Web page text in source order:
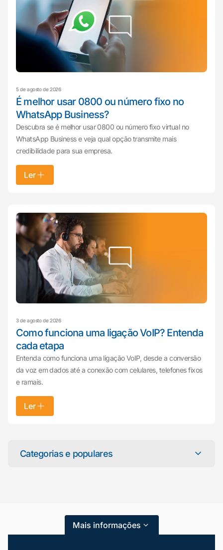
5 de agosto de 2026
É melhor usar 0800 ou número fixo no
WhatsApp Business?
Descubra se é melhor usar 0800 ou número fixo virtual no
WhatsApp Business e veja qual opção transmite mais
credibilidade para sua empresa.
Ler
3 de agosto de 2026
Como funciona uma ligação VoIP? Entenda
cada etapa
Entenda como funciona uma ligação VoIP, desde a conversão
da voz em dados até a conexão com celulares, telefones fixos
e ramais.
Ler
Categorias e populares
Atendimento ao Cliente
Blog
Mais informações
online agora